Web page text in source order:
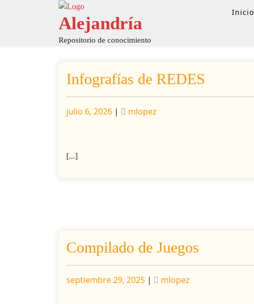
Alejandría
Repositorio de conocimiento
Inicio
Infografías de REDES
Publicado
julio 6, 2026 | Publicado
mlopez
[...]
Compilado de Juegos
Publicado
septiembre 29, 2025 | Publicado
mlopez